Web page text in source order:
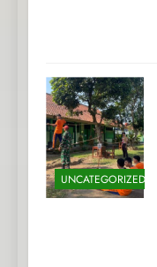
UNCATEGORIZED